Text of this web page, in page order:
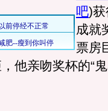
吧)获
成就
票房
他亲吻奖杯的“